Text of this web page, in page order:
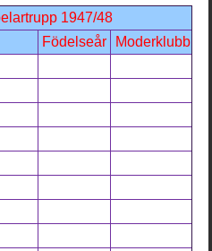
1947/48
Födelseår Moderklubb